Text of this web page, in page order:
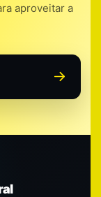
aproveitar a